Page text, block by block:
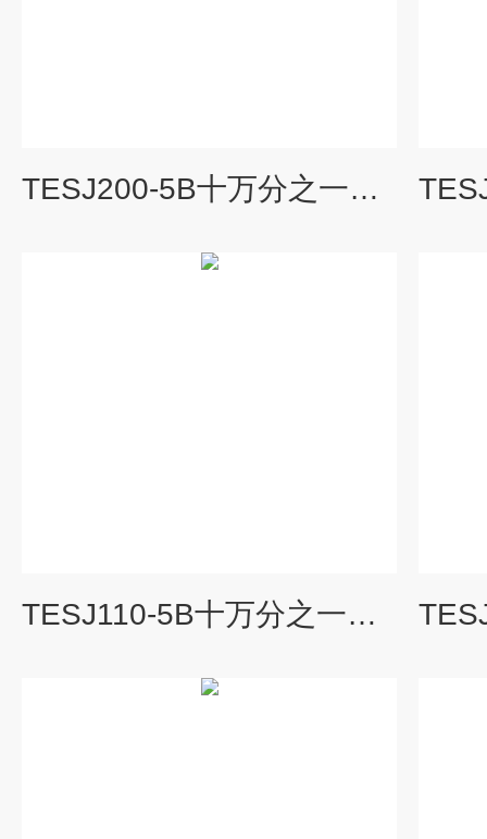
TESJ200-5B十万分之一天平,200g 0.01mg电子天平
TESJ110-5B十万分之一天平,110g 0.01mg电子天平